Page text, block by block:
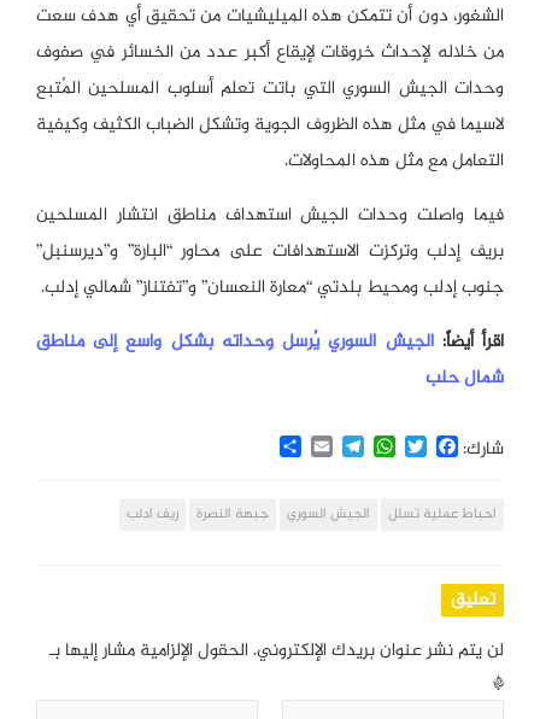
الشغور، دون أن تتمكن هذه الميليشيات من تحقيق أي هدف سعت
من خلاله لإحداث خروقات لإيقاع أكبر عدد من الخسائر في صفوف
وحدات الجيش السوري التي باتت تعلم أسلوب المسلحين المُتبع
لاسيما في مثل هذه الظروف الجوية وتشكل الضباب الكثيف وكيفية
التعامل مع مثل هذه المحاولات.
فيما واصلت وحدات الجيش استهداف مناطق انتشار المسلحين
بريف إدلب وتركزت الاستهدافات على محاور “البارة” و”ديرسنبل”
جنوب إدلب ومحيط بلدتي “معارة النعسان” و”تفتناز” شمالي إدلب.
اقرأ أيضاً:الجيش السوري يُرسل وحداته بشكل واسع إلى مناطق
شمال حلب
شارك: Facebook
Twitter
WhatsApp
Telegram
Email
Share
احباط عملية تسلل الجيش السوري جبهة النصرة ريف ادلب
تعليق
لن يتم نشر عنوان بريدك الإلكتروني. الحقول الإلزامية مشار إليها بـ
*